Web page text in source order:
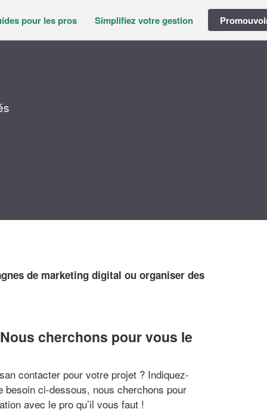
pour les pros Simplifiez votre gestion
de marketing digital ou organiser des
cherchons pour vous le
contacter pour votre projet ? Indiquez-
besoin ci-dessous, nous cherchons pour
avec le pro qu’il vous faut !